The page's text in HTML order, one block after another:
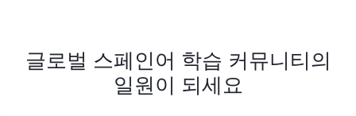
글로벌 스페인어 학습 커뮤니티의
일원이 되세요